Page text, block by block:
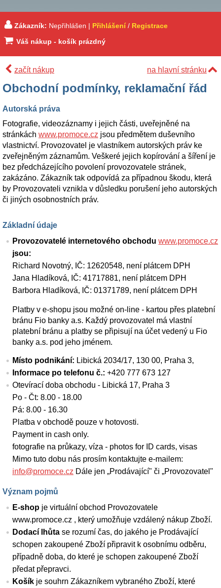
Zákazník: Nepřihlášen | Přihlášení/ Registrace
Váš nákup - košík prázdný
začít nákup na hlavní stránku
Obchodní podmínky, reklamační řád
Autorská práva
Fotografie, videozáznamy i jejich části, uveřejněné na
stránkách www.promoce.cz jsou předmětem duševního
vlastnictví. Provozovatel je vlastníkem autorských práv ke
zveřejněným záznamům. Veškeré jejich kopírování a šíření je
bez předcházejícího povolení provozovatele stránek,
zakázáno. Zákazník tak odpovídá za případnou škodu, která
by Provozovateli vznikla v důsledku porušení jeho autorských
či jiných osobnostních práv.
Základní údaje
Provozovatelé internetového obchodu www.promoce.cz
jsou:
Richard Novotný, IČ: 12620548, není plátcem DPH
Jana Hladíková, IČ: 41717881, není plátcem DPH
Barbora Hladíková, IČ: 01371789, není plátcem DPH
Platby v e-shopu jsou možné on-line - kartou přes platební
bránu Fio banky a.s. Každý provozovatel má vlastní
platební bránu a platby se připisují na účet vedený u Fio
banky a.s. pod jeho jménem.
Místo podnikání: Libická 2034/17, 130 00, Praha 3,
Informace po telefonu č.: +420 777 673 127
Otevírací doba obchodu - Libická 17, Praha 3
Po - Čt: 8.00 - 18.00
Pá: 8.00 - 16.30
Platba v obchodě pouze v hotovosti.
Payment in cash only.
fotografie na průkazy, víza - photos for ID cards, visas
Mimo tuto dobu nás prosím kontaktujte e-mailem:
info@promoce.cz Dále jen „Prodávající" či „Provozovatel"
Význam pojmů
E-shop je virtuální obchod Provozovatele
www.promoce.cz , který umožňuje vzdálený nákup Zboží.
Dodací lhůta se rozumí čas, do jakého je Prodávající
schopen zakoupené Zboží připravit k osobnímu odběru,
případně doba, do které je schopen zakoupené Zboží
předat přepravci.
Košík je souhrn Zákazníkem vybraného Zboží, které